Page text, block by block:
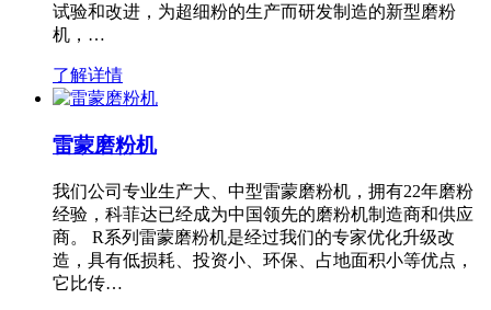
试验和改进，为超细粉的生产而研发制造的新型磨粉
机，…
了解详情
雷蒙磨粉机
我们公司专业生产大、中型雷蒙磨粉机，拥有22年磨粉
经验，科菲达已经成为中国领先的磨粉机制造商和供应
商。 R系列雷蒙磨粉机是经过我们的专家优化升级改
造，具有低损耗、投资小、环保、占地面积小等优点，
它比传…